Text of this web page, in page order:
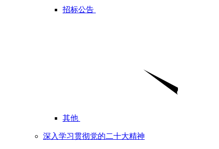
招标公告
其他
深入学习贯彻党的二十大精神